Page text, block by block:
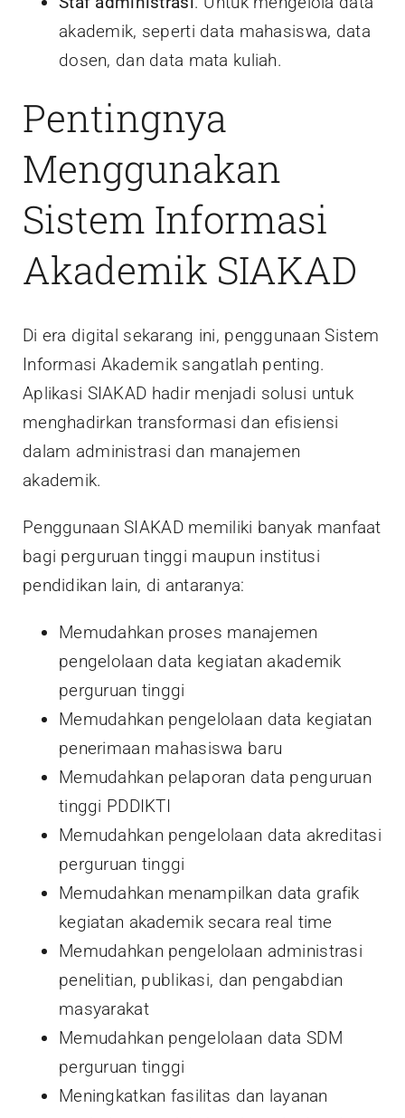
akademik, seperti data mahasiswa, data
dosen, dan data mata kuliah.
Pentingnya
Menggunakan
Sistem Informasi
Akademik SIAKAD
Di era digital sekarang ini, penggunaan Sistem
Informasi Akademik sangatlah penting.
Aplikasi SIAKAD hadir menjadi solusi untuk
menghadirkan transformasi dan efisiensi
dalam administrasi dan manajemen
akademik.
Penggunaan SIAKAD memiliki banyak manfaat
bagi perguruan tinggi maupun institusi
pendidikan lain, di antaranya:
Memudahkan proses manajemen
pengelolaan data kegiatan akademik
perguruan tinggi
Memudahkan pengelolaan data kegiatan
penerimaan mahasiswa baru
Memudahkan pelaporan data penguruan
tinggi PDDIKTI
Memudahkan pengelolaan data akreditasi
perguruan tinggi
Memudahkan menampilkan data grafik
kegiatan akademik secara real time
Memudahkan pengelolaan administrasi
penelitian, publikasi, dan pengabdian
masyarakat
Memudahkan pengelolaan data SDM
perguruan tinggi
Meningkatkan fasilitas dan layanan